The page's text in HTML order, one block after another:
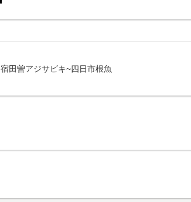
宿田曽アジサビキ~四日市根魚